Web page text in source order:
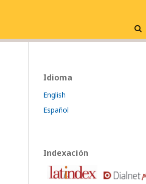
Idioma
English
Español
Indexación